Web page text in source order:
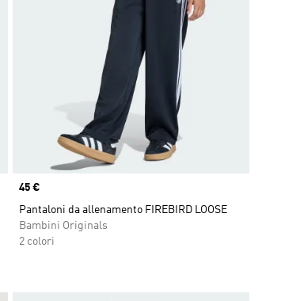
Price
45 €
Pantaloni da allenamento FIREBIRD LOOSE
Bambini Originals
2 colori